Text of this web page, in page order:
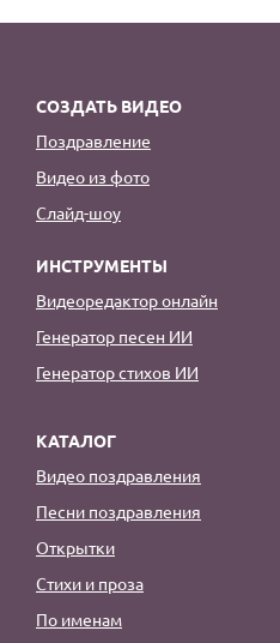
СОЗДАТЬ ВИДЕО
Поздравление
Видео из фото
Слайд-шоу
ИНСТРУМЕНТЫ
Видеоредактор онлайн
Генератор песен ИИ
Генератор стихов ИИ
КАТАЛОГ
Видео поздравления
Песни поздравления
Открытки
Стихи и проза
По именам